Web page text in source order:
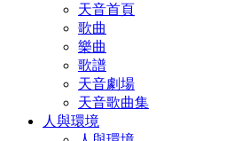
天音首頁
歌曲
樂曲
歌譜
天音劇場
天音歌曲集
人與環境